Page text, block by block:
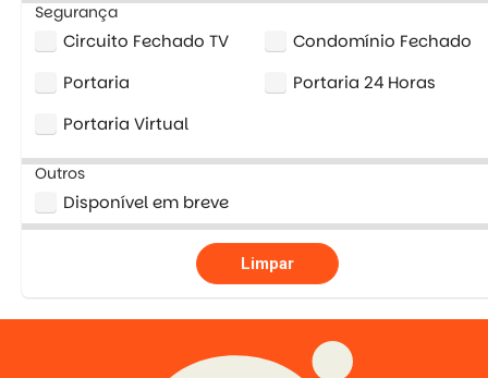
Segurança
Circuito Fechado TV
Condomínio Fechado
Portaria
Portaria 24 Horas
Portaria Virtual
Outros
Disponível em breve
Limpar